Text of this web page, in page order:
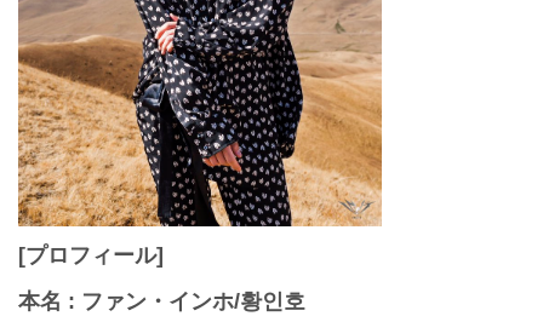
[プロフィール]
本名 : ファン・インホ/황인호